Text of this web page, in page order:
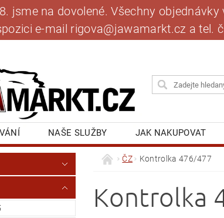
jsme na dovolené. Všechny
e-mail rigova@jawamarkt.cz a tel.
NAŠE SLUŽBY JAK NAKUPOVAT
NAPIŠTE NÁM BLOG MOJE
ČZ Kontrolka 476/477
Kontrolka